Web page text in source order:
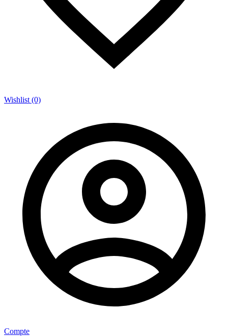
Wishlist (0)
Compte